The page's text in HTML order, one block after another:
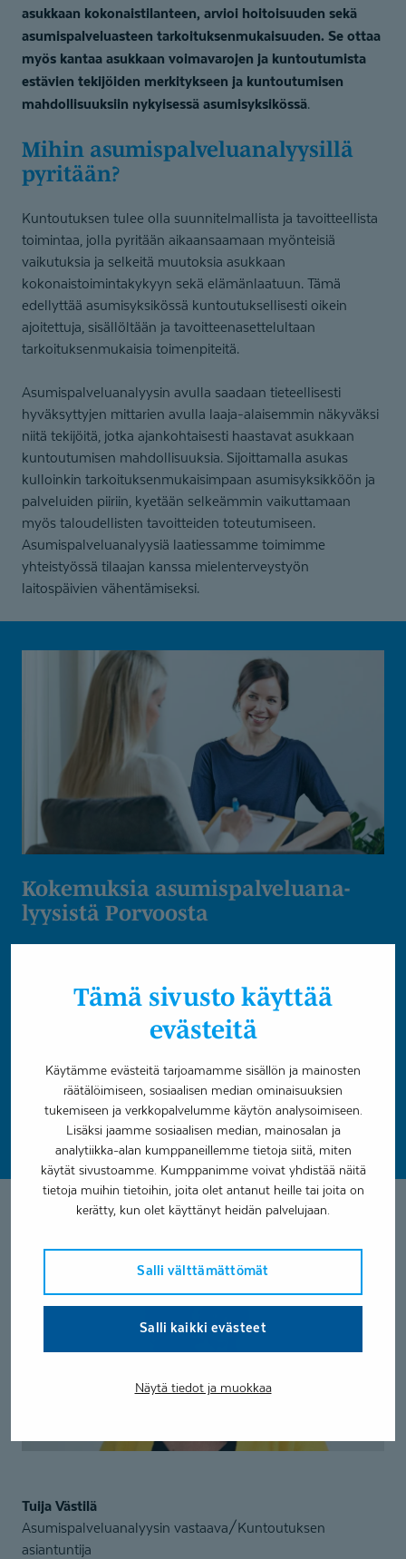
Tämä sivusto käyttää
evästeitä
Käytämme evästeitä tarjoamamme sisällön ja mainosten
räätälöimiseen, sosiaalisen median ominaisuuksien
tukemiseen ja verkkopalvelumme käytön analysoimiseen.
Lisäksi jaamme sosiaalisen median, mainosalan ja
analytiikka-alan kumppaneillemme tietoja siitä, miten
käytät sivustoamme. Kumppanimme voivat yhdistää näitä
tietoja muihin tietoihin, joita olet antanut heille tai joita on
kerätty, kun olet käyttänyt heidän palvelujaan.
Salli välttämättömät
Salli kaikki evästeet
Näytä tiedot ja muokkaa
asukkaan kokonaistilanteen, arvioi hoitoisuuden sekä
asumispalveluasteen tarkoituksenmukaisuuden. Se ottaa
myös kantaa asukkaan voimavarojen ja kuntoutumista
estävien tekijöiden merkitykseen ja kuntoutumisen
mahdollisuuksiin nykyisessä asumisyksikössä.
Mihin asumispal­ve­lua­na­lyysillä
pyritään?
Kuntoutuksen tulee olla suunnitelmallista ja tavoitteellista
toimintaa, jolla pyritään aikaansaamaan myönteisiä
vaikutuksia ja selkeitä muutoksia asukkaan
kokonaistoimintakykyyn sekä elämänlaatuun. Tämä
edellyttää asumisyksikössä kuntoutuksellisesti oikein
ajoitettuja, sisällöltään ja tavoitteenasettelultaan
tarkoituksenmukaisia toimenpiteitä.
Asumispalveluanalyysin avulla saadaan tieteellisesti
hyväksyttyjen mittarien avulla laaja-alaisemmin näkyväksi
niitä tekijöitä, jotka ajankohtaisesti haastavat asukkaan
kuntoutumisen mahdollisuuksia. Sijoittamalla asukas
kulloinkin tarkoituksenmukaisimpaan asumisyksikköön ja
palveluiden piiriin, kyetään selkeämmin vaikuttamaan
myös taloudellisten tavoitteiden toteutumiseen.
Asumispalveluanalyysiä laatiessamme toimimme
yhteistyössä tilaajan kanssa mielenterveystyön
laitospäivien vähentämiseksi.
Kokemuksia asumispal­ve­lua­na­
lyysistä Porvoosta
kaupunki, Helsingin ja Uudenmaan sairaanhoitopiiri ja
yksityinen terveydenhuoltoyhtiö Coronaria kartoittivat
yhteistyössä asiakkaiden tilannetta ja hoitotarvetta, ja heille
räätälöitiin sopiva asumismuoto.
Lue lisää
Ota yhteyttä
Tuija Västilä
Asumispalveluanalyysin vastaava/Kuntoutuksen
asiantuntija